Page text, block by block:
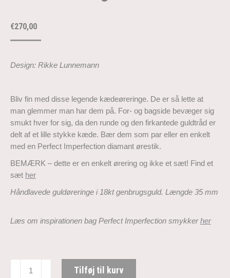
€270,00
Design: Rikke Lunnemann
Bliv fin med disse legende kædeøreringe. De er så lette at
man glemmer man har dem på. For- og bagside bevæger sig
smukt hver for sig, da den runde og den firkantede guldtråd er
delt af et lille stykke kæde. Bær dem som par eller en enkelt
med en Perfect Imperfection diamant ørestik.
BEMÆRK – dette er en enkelt ørering og ikke et sæt! Find et
sæt her
Håndlavede guldøreringe i 18kt genbrugsguld. Længde 35 mm
Læs om inspirationen bag Perfect Imperfection smykkerher
Tilføj til kurv